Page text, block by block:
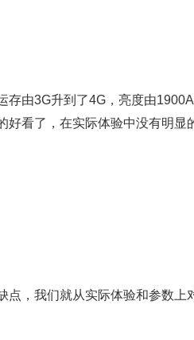
存由3G升到了4G，亮度由
好看了，在实际体验中没有明显
点，我们就从实际体验和参数上